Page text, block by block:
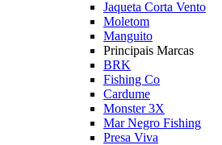
Jaqueta Corta Vento
Moletom
Manguito
Principais Marcas
BRK
Fishing Co
Cardume
Monster 3X
Mar Negro Fishing
Presa Viva